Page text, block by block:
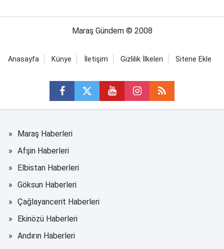
Maraş Gündem © 2008
Anasayfa Künye İletişim Gizlilik İlkeleri Sitene Ekle
Maraş Haberleri
Afşin Haberleri
Elbistan Haberleri
Göksun Haberleri
Çağlayancerit Haberleri
Ekinözü Haberleri
Andırın Haberleri